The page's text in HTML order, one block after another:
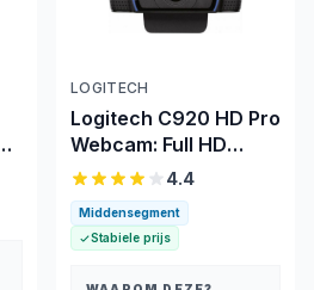
LOGITECH
Logitech C920 HD Pro
Webcam: Full HD
1080p met
stereogeluid
4.4
Middensegment
Stabiele prijs